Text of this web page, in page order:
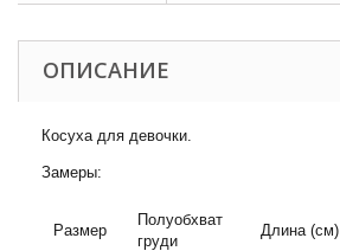
ОПИСАНИЕ
Косуха для девочки.
Замеры:
Размер
Полуобхват
груди
Длина (см)